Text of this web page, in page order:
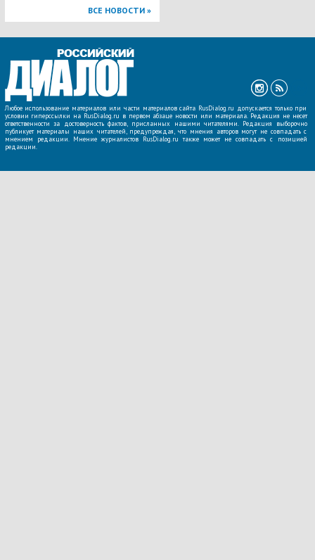
ВСЕ НОВОСТИ »
Любое использование материалов или части материалов сайта RusDialog.ru допускается только при
условии гиперссылки на RusDialog.ru в первом абзаце новости или материала. Редакция не несет
ответственности за достоверность фактов, присланных нашими читателями. Редакция выборочно
публикует материалы наших читателей, предупреждая, что мнения авторов могут не совпадать с
мнением редакции. Мнение журналистов RusDialog.ru также может не совпадать с позицией
редакции.